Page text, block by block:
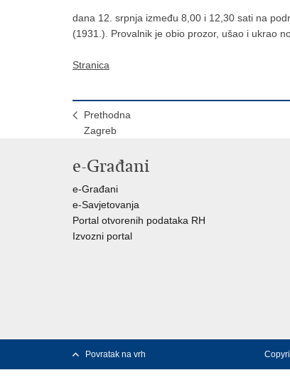
dana 12. srpnja između 8,00 i 12,30 sati na
(1931.). Provalnik je obio prozor, ušao i ukrao
Stranica
Prethodna
Zagreb
e-Građani
e-Građani
e-Savjetovanja
Portal otvorenih podataka RH
Izvozni portal
Povratak na vrh